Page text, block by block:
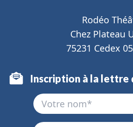
Rodéo
Chez Plateau
75231 Cedex
Inscription à la lettre